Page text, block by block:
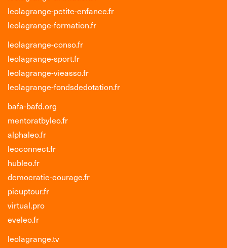
leolagrange-petite-enfance.fr
leolagrange-formation.fr
leolagrange-conso.fr
leolagrange-sport.fr
leolagrange-vieasso.fr
leolagrange-fondsdedotation.fr
bafa-bafd.org
mentoratbyleo.fr
alphaleo.fr
leoconnect.fr
hubleo.fr
democratie-courage.fr
picuptour.fr
virtual.pro
eveleo.fr
leolagrange.tv